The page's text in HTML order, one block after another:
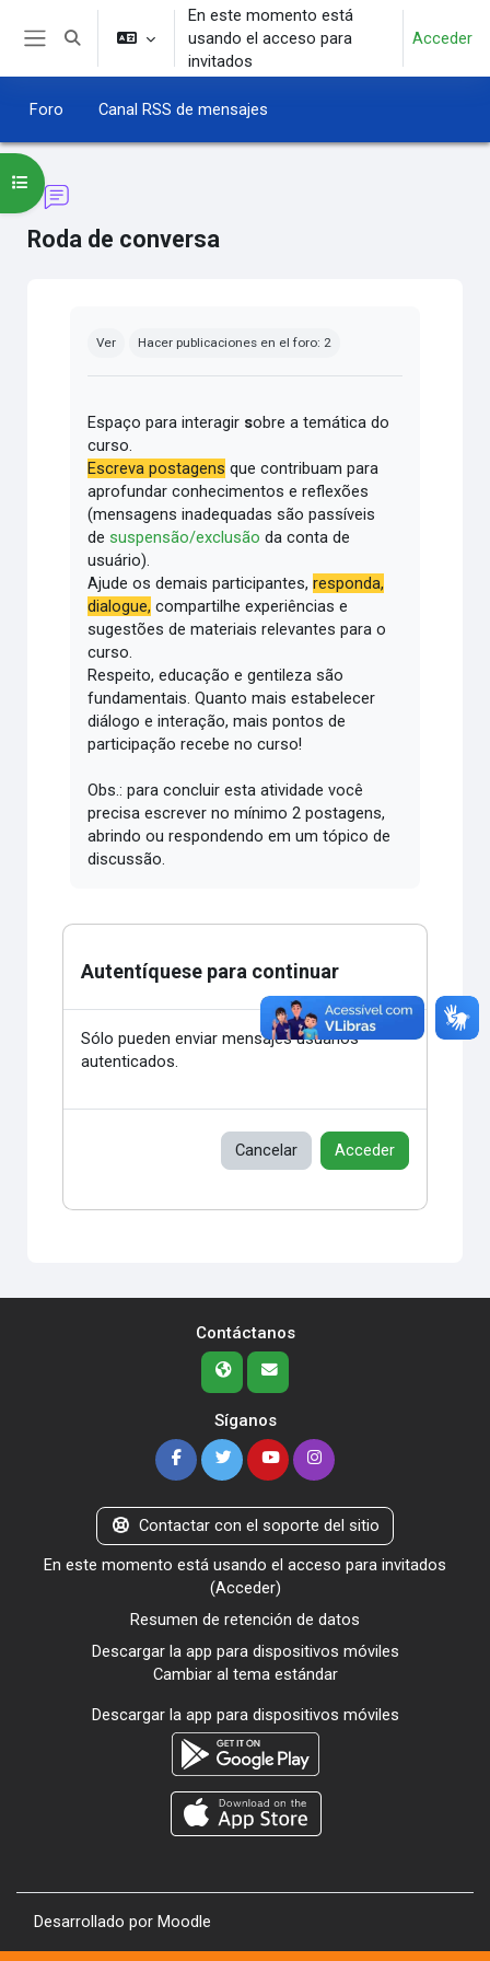
Salta al contenido principal
Selector de búsqueda de entrada
En este momento está
usando el acceso para
invitados
Acceder
Foro Canal RSS de mensajes
Roda de conversa
Abrir índice del curso
Ver Hacer publicaciones en el foro: 2
Espaço para interagir sobre a temática do
curso.
Escreva postagens que contribuam para
aprofundar conhecimentos e reflexões
(mensagens inadequadas são passíveis
desuspensão/exclusão da conta de
usuário).
Ajude os demais participantes,responda,
dialogue, compartilhe experiências e
sugestões de materiais relevantes para o
curso.
Respeito, educação e gentileza são
fundamentais.Quanto mais estabelecer
diálogo e interação, mais pontos de
participação recebe no curso!
Obs.: para concluir esta atividade você
precisa escrever no mínimo 2 postagens,
abrindo ou respondendo em um tópico de
discussão.
Autentíquese para continuar
Sólo pueden enviar mensajes usuarios
autenticados.
Cancelar Acceder
Contáctanos
Síganos
Contactar con el soporte del sitio
En este momento está usando el acceso para invitados
(Acceder)
Resumen de retención de datos
Descargar la app para dispositivos móviles
Cambiar al tema estándar
Descargar la app para dispositivos móviles
Desarrollado por Moodle